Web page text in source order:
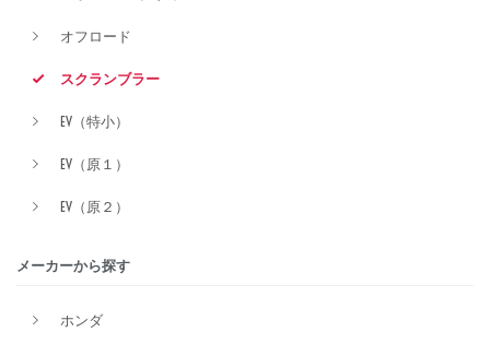
オフロード
スクランブラー
EV（特小）
EV（原１）
EV（原２）
メーカーから探す
ホンダ